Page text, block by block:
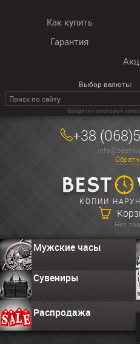
Как купить
Гарантия
Выбор валюты:
Введите поисковой
+38
info@best-
КОПИИ
Нет
Мужские часы
Сувениры
Распродажа